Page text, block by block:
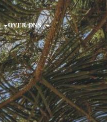
OVER ONS